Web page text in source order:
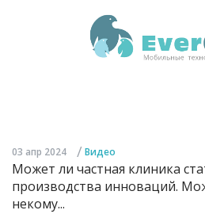
03 апр 2024 / Видео
Может ли частная клиника
производства инноваций.
некому...